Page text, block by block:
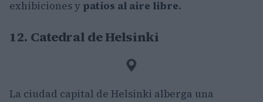
exhibiciones y patios al aire libre.
12. Catedral de Helsinki
La ciudad capital de Helsinki alberga una